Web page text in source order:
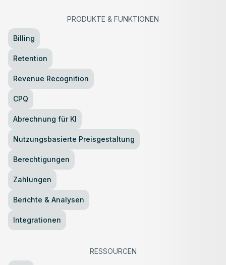
PRODUKTE & FUNKTIONEN
Billing
Retention
Revenue Recognition
CPQ
Abrechnung für KI
Nutzungsbasierte Preisgestaltung
Berechtigungen
Zahlungen
Berichte & Analysen
Integrationen
RESSOURCEN